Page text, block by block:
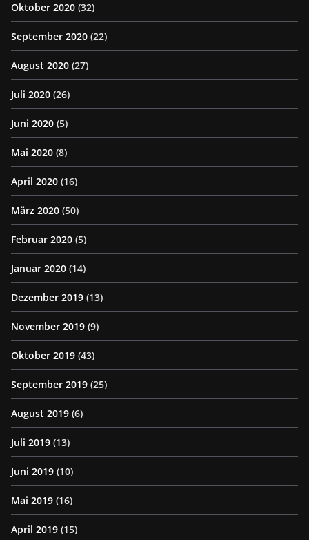
Oktober 2020 (32)
September 2020 (22)
August 2020 (27)
Juli 2020 (26)
Juni 2020 (5)
Mai 2020 (8)
April 2020 (16)
März 2020 (50)
Februar 2020 (5)
Januar 2020 (14)
Dezember 2019 (13)
November 2019 (9)
Oktober 2019 (43)
September 2019 (25)
August 2019 (6)
Juli 2019 (13)
Juni 2019 (10)
Mai 2019 (16)
April 2019 (15)